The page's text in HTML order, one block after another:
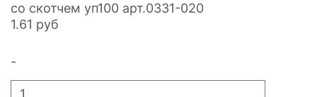
со скотчем уп100 арт.0331-020
1.61 руб
-